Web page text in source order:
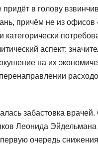
в голову
причём не из
аспект:
на их
забастовка
Леонида
очередь